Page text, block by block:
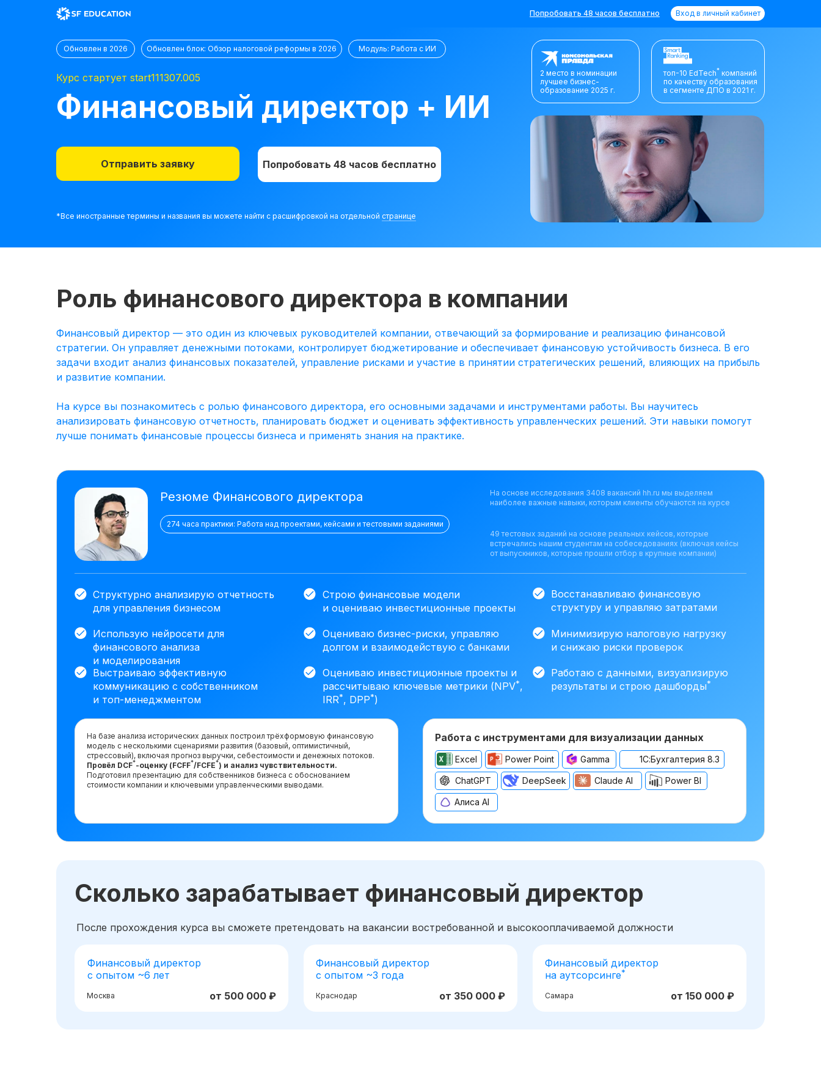
Попробовать 48 часов бесплатно Вход в личный кабинет
Обновлен в 2026 Обновлен блок: Обзор налоговой реформы в 2026 Модуль: Работа с ИИ
Финансовый директор + ИИ
Попробовать 48 часов бесплатно
Отправить заявку
топ-10 EdTech* компаний
по качеству образования
в сегменте ДПО в 2021 г.
2 место в номинации
лучшее бизнес-
образование 2025 г.
*Все иностранные термины и названия вы можете найти с расшифровкой на отдельной странице
Курс стартует start111307.005
Роль финансового директора в компании
Финансовый директор — это один из ключевых руководителей компании, отвечающий за формирование и реализацию финансовой
стратегии. Он управляет денежными потоками, контролирует бюджетирование и обеспечивает финансовую устойчивость бизнеса. В его
задачи входит анализ финансовых показателей, управление рисками и участие в принятии стратегических решений, влияющих на прибыль
и развитие компании.
На курсе вы познакомитесь с ролью финансового директора, его основными задачами и инструментами работы. Вы научитесь
анализировать финансовую отчетность, планировать бюджет и оценивать эффективность управленческих решений. Эти навыки помогут
лучше понимать финансовые процессы бизнеса и применять знания на практике.
Мои навыки:
Использую нейросети для
финансового анализа
и моделирования
Резюме Финансового директора
Восстанавливаю финансовую
структуру и управляю затратами
На основе исследования 3408 вакансий hh.ru мы выделяем
наиболее важные навыки, которым клиенты обучаются на курсе
49 тестовых заданий на основе реальных кейсов, которые
встречались нашим студентам на собеседованиях (включая кейсы
от выпускников, которые прошли отбор в крупные компании)
Структурно анализирую отчетность
для управления бизнесом
Выстраиваю эффективную
коммуникацию с собственником
и топ-менеджментом
Минимизирую налоговую нагрузку
и снижаю риски проверок
Оцениваю бизнес-риски, управляю
долгом и взаимодействую с банками
Строю финансовые модели
и оцениваю инвестиционные проекты
Работаю с данными, визуализирую
результаты и строю дашборды*
274 часа практики: Работа над проектами, кейсами и тестовыми заданиями
Оцениваю инвестиционные проекты и
рассчитываю ключевые метрики (NPV*,
IRR*, DPP*)
На базе анализа исторических данных построил трёхформовую финансовую
модель с несколькими сценариями развития (базовый, оптимистичный,
стрессовый), включая прогноз выручки, себестоимости и денежных потоков.
Провёл DCF*-оценку (FCFF*/FCFE*) и анализ чувствительности.
Подготовил презентацию для собственников бизнеса с обоснованием
стоимости компании и ключевыми управленческими выводами.
Power BI
Работа с инструментами для визуализации данных
Excel Power Point
ChatGPT
1С:Бухгалтерия 8.3
Gamma
DeepSeek Claude AI
Алиса AI
Сколько зарабатывает финансовый директор
После прохождения курса вы сможете претендовать на вакансии востребованной и высокооплачиваемой должности
Финансовый директор
с опытом ~6 лет
от 500 000 ₽
Москва
Финансовый директор
с опытом ~3 года
от 350 000 ₽
Краснодар
Финансовый директор
на аутсорсинге*
от 150 000 ₽
Самара